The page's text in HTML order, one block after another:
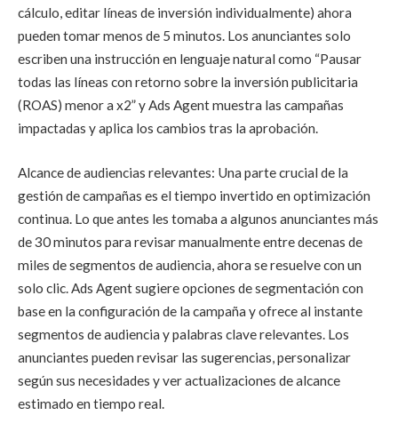
cálculo, editar líneas de inversión individualmente) ahora
pueden tomar menos de 5 minutos. Los anunciantes solo
escriben una instrucción en lenguaje natural como “Pausar
todas las líneas con retorno sobre la inversión publicitaria
(ROAS) menor a x2” y Ads Agent muestra las campañas
impactadas y aplica los cambios tras la aprobación.
Alcance de audiencias relevantes: Una parte crucial de la
gestión de campañas es el tiempo invertido en optimización
continua. Lo que antes les tomaba a algunos anunciantes más
de 30 minutos para revisar manualmente entre decenas de
miles de segmentos de audiencia, ahora se resuelve con un
solo clic. Ads Agent sugiere opciones de segmentación con
base en la configuración de la campaña y ofrece al instante
segmentos de audiencia y palabras clave relevantes. Los
anunciantes pueden revisar las sugerencias, personalizar
según sus necesidades y ver actualizaciones de alcance
estimado en tiempo real.